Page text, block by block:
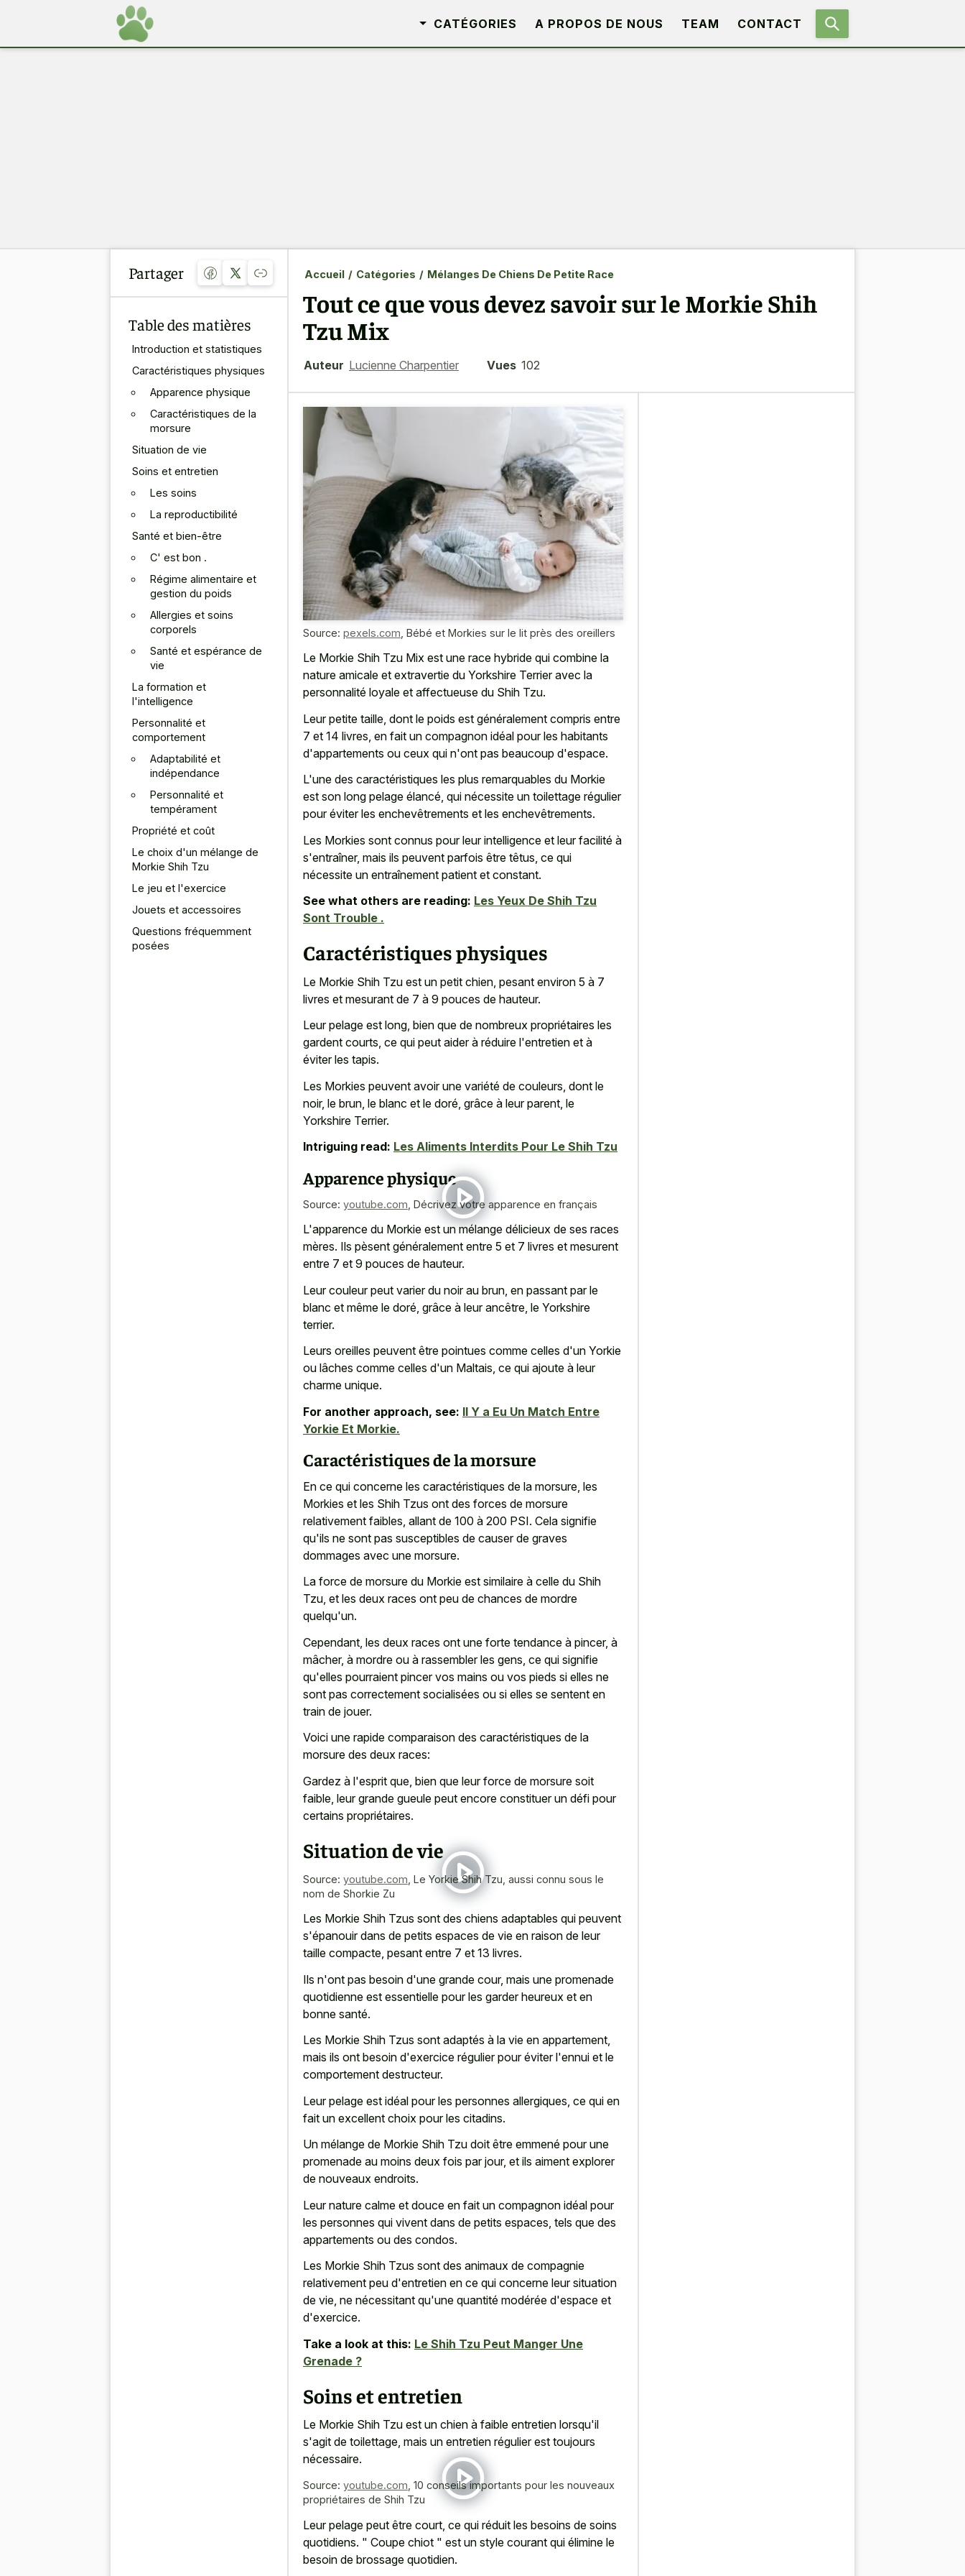
CATÉGORIES A PROPOS DE NOUS TEAM CONTACT
Partager
Table des matières
Introduction et statistiques
Caractéristiques physiques
Apparence physique
Caractéristiques de la
morsure
Situation de vie
Soins et entretien
Les soins
La reproductibilité
Santé et bien-être
C' est bon .
Régime alimentaire et
gestion du poids
Allergies et soins
corporels
Santé et espérance de
vie
La formation et
l'intelligence
Personnalité et
comportement
Adaptabilité et
indépendance
Personnalité et
tempérament
Propriété et coût
Le choix d'un mélange de
Morkie Shih Tzu
Le jeu et l'exercice
Jouets et accessoires
Questions fréquemment
posées
Accueil / Catégories / Mélanges De Chiens De Petite Race
Tout ce que vous devez savoir sur le Morkie Shih
Tzu Mix
Auteur Lucienne Charpentier Vues 102
Source: pexels.com Bébé et Morkies sur le lit près des oreillers
Le Morkie Shih Tzu Mix est une race hybride qui combine la
nature amicale et extravertie du Yorkshire Terrier avec la
personnalité loyale et affectueuse du Shih Tzu.
Leur petite taille, dont le poids est généralement compris entre
7 et 14 livres, en fait un compagnon idéal pour les habitants
d'appartements ou ceux qui n'ont pas beaucoup d'espace.
L'une des caractéristiques les plus remarquables du Morkie
est son long pelage élancé, qui nécessite un toilettage régulier
pour éviter les enchevêtrements et les enchevêtrements.
Les Morkies sont connus pour leur intelligence et leur facilité à
s'entraîner, mais ils peuvent parfois être têtus, ce qui
nécessite un entraînement patient et constant.
See what others are reading: Les Yeux De Shih Tzu
Sont Trouble .
Caractéristiques physiques
Le Morkie Shih Tzu est un petit chien, pesant environ 5 à 7
livres et mesurant de 7 à 9 pouces de hauteur.
Leur pelage est long, bien que de nombreux propriétaires les
gardent courts, ce qui peut aider à réduire l'entretien et à
éviter les tapis.
Les Morkies peuvent avoir une variété de couleurs, dont le
noir, le brun, le blanc et le doré, grâce à leur parent, le
Yorkshire Terrier.
Intriguing read: Les Aliments Interdits Pour Le Shih Tzu
Apparence physique
Source: youtube.com Décrivez votre apparence en français
L'apparence du Morkie est un mélange délicieux de ses races
mères. Ils pèsent généralement entre 5 et 7 livres et mesurent
entre 7 et 9 pouces de hauteur.
Leur couleur peut varier du noir au brun, en passant par le
blanc et même le doré, grâce à leur ancêtre, le Yorkshire
terrier.
Leurs oreilles peuvent être pointues comme celles d'un Yorkie
ou lâches comme celles d'un Maltais, ce qui ajoute à leur
charme unique.
For another approach, see: Il Y a Eu Un Match Entre
Yorkie Et Morkie.
Caractéristiques de la morsure
En ce qui concerne les caractéristiques de la morsure, les
Morkies et les Shih Tzus ont des forces de morsure
relativement faibles, allant de 100 à 200 PSI. Cela signifie
qu'ils ne sont pas susceptibles de causer de graves
dommages avec une morsure.
La force de morsure du Morkie est similaire à celle du Shih
Tzu, et les deux races ont peu de chances de mordre
quelqu'un.
Cependant, les deux races ont une forte tendance à pincer, à
mâcher, à mordre ou à rassembler les gens, ce qui signifie
qu'elles pourraient pincer vos mains ou vos pieds si elles ne
sont pas correctement socialisées ou si elles se sentent en
train de jouer.
Voici une rapide comparaison des caractéristiques de la
morsure des deux races:
Gardez à l'esprit que, bien que leur force de morsure soit
faible, leur grande gueule peut encore constituer un défi pour
certains propriétaires.
Situation de vie
Source: youtube.com Le Yorkie Shih Tzu, aussi connu sous le
nom de Shorkie Zu
Les Morkie Shih Tzus sont des chiens adaptables qui peuvent
s'épanouir dans de petits espaces de vie en raison de leur
taille compacte, pesant entre 7 et 13 livres.
Ils n'ont pas besoin d'une grande cour, mais une promenade
quotidienne est essentielle pour les garder heureux et en
bonne santé.
Les Morkie Shih Tzus sont adaptés à la vie en appartement,
mais ils ont besoin d'exercice régulier pour éviter l'ennui et le
comportement destructeur.
Leur pelage est idéal pour les personnes allergiques, ce qui en
fait un excellent choix pour les citadins.
Un mélange de Morkie Shih Tzu doit être emmené pour une
promenade au moins deux fois par jour, et ils aiment explorer
de nouveaux endroits.
Leur nature calme et douce en fait un compagnon idéal pour
les personnes qui vivent dans de petits espaces, tels que des
appartements ou des condos.
Les Morkie Shih Tzus sont des animaux de compagnie
relativement peu d'entretien en ce qui concerne leur situation
de vie, ne nécessitant qu'une quantité modérée d'espace et
d'exercice.
Take a look at this: Le Shih Tzu Peut Manger Une
Grenade ?
Soins et entretien
Le Morkie Shih Tzu est un chien à faible entretien lorsqu'il
s'agit de toilettage, mais un entretien régulier est toujours
nécessaire.
Source: youtube.com 10 conseils importants pour les nouveaux
propriétaires de Shih Tzu
Leur pelage peut être court, ce qui réduit les besoins de soins
quotidiens. " Coupe chiot " est un style courant qui élimine le
besoin de brossage quotidien.